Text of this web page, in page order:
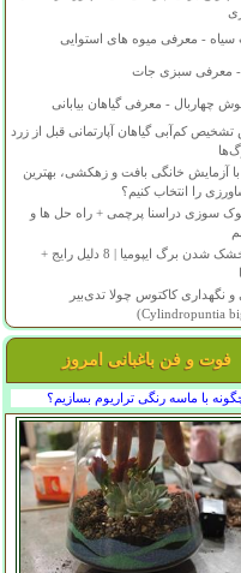
سیاه - معرفی میوه های استوایی
- معرفی سبزی جات
چهاربال - معرفی گیاهان بیابانی
تشخیص کم‌آبی گیاهان آپارتمانی قبل از زرد
آزمایش خانگی بافت و زهکشی، بهترین
را انتخاب کنیم؟
سوزی دراسنا پرچمی + راه حل ها و
علت خشک شدن برگ ایپومیا | 8 دلیل رایج +
نگهداری کاکتوس چولا تدی‌بیر
فوت و فن باغبانی امروز
با ماسه رنگی تراریوم بسازیم؟